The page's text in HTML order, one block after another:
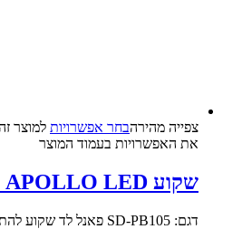
צפייה‬ ‫מהירה‬בחר אפשרויות למוצר
את האפשרויות בעמוד המוצר
שקוע APOLLO LED מרובע לתקרת גבס
דגם: SD-PB105 פאנל לד שקוע להתקנה קלה